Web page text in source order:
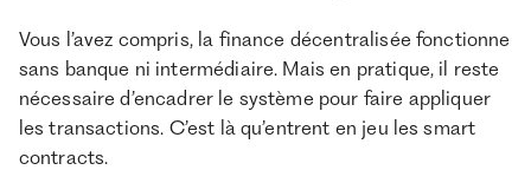
Vous l’avez compris, la finance décentralisée fonctionne
sans banque ni intermédiaire. Mais en pratique, il reste
nécessaire d’encadrer le système pour faire appliquer
les transactions. C’est là qu’entrent en jeu les smart
contracts.